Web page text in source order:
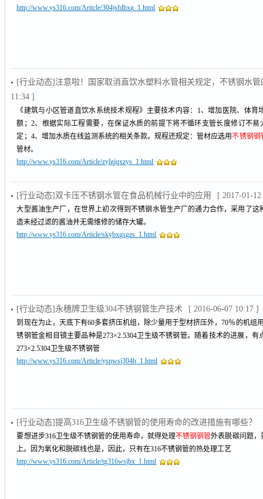
http://www.ys316.com/Article/304jsfdbxg_1.html
[行业动态]注意啦！国家取消直饮水塑料水管相关规定，不锈钢水
11:34 ]
《建筑与小区管道直饮水系统技术规程》主要技术内容：1、增加医院、体
额；2、根据实际工程需要，在保证水质的前提下将不循环支管长度修订不易
定；4、增加水质在线监测系统的相关条款。规程还规定：管材应选用不锈钢钢
管材。
http://www.ys316.com/Article/zylgjqxzys_1.html
[行业动态]双卡压不锈钢水管在食品机械行业中的应用 [ 2017-01-
大型酱油生产厂，在世界上初次得到不锈钢水管生产厂的通力合作，采用了这
造未经过滤的酱油并无需维修的储存大罐。
http://www.ys316.com/Article/skybxgsgzs_1.html
[行业动态]永穗牌卫生级304不锈钢管生产技术 [ 2016-06-07 10:17 ]
到现在为止，天底下有60多套挤压机组，除少量用于型材挤压外，70％的机组
锈钢管金相目镜主要品种是273×2.5304卫生级不锈钢管。随着技术的进展，
273×2.5304卫生级不锈钢管
http://www.ys316.com/Article/yspwsj304b_1.html
[行业动态]提高316卫生级不锈钢管的使用寿命的改进措施有哪些？
要想进步316卫生级不锈钢管的使用寿命，就得处理不锈钢钢管外表脱碳问题，
上。因为氧化和脱碳线也是，因此，只有在316不锈钢管的热处理工艺
http://www.ys316.com/Article/tg316wsjbx_1.html